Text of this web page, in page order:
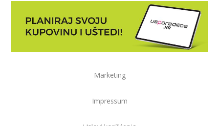
Marketing
Impressum